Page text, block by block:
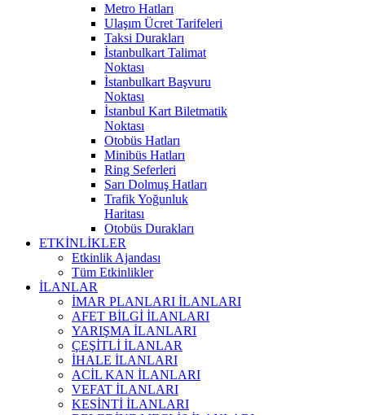
Metro Hatları
Ulaşım Ücret Tarifeleri
Taksi Durakları
İstanbulkart Talimat
Noktası
İstanbulkart Başvuru
Noktası
İstanbul Kart Biletmatik
Noktası
Otobüs Hatları
Minibüs Hatları
Ring Seferleri
Sarı Dolmuş Hatları
Trafik Yoğunluk
Haritası
Otobüs Durakları
ETKİNLİKLER
Etkinlik Ajandası
Tüm Etkinlikler
İLANLAR
İMAR PLANLARI İLANLARI
AFET BİLGİ İLANLARI
YARIŞMA İLANLARI
ÇEŞİTLİ İLANLAR
İHALE İLANLARI
ACİL KAN İLANLARI
VEFAT İLANLARI
KESİNTİ İLANLARI